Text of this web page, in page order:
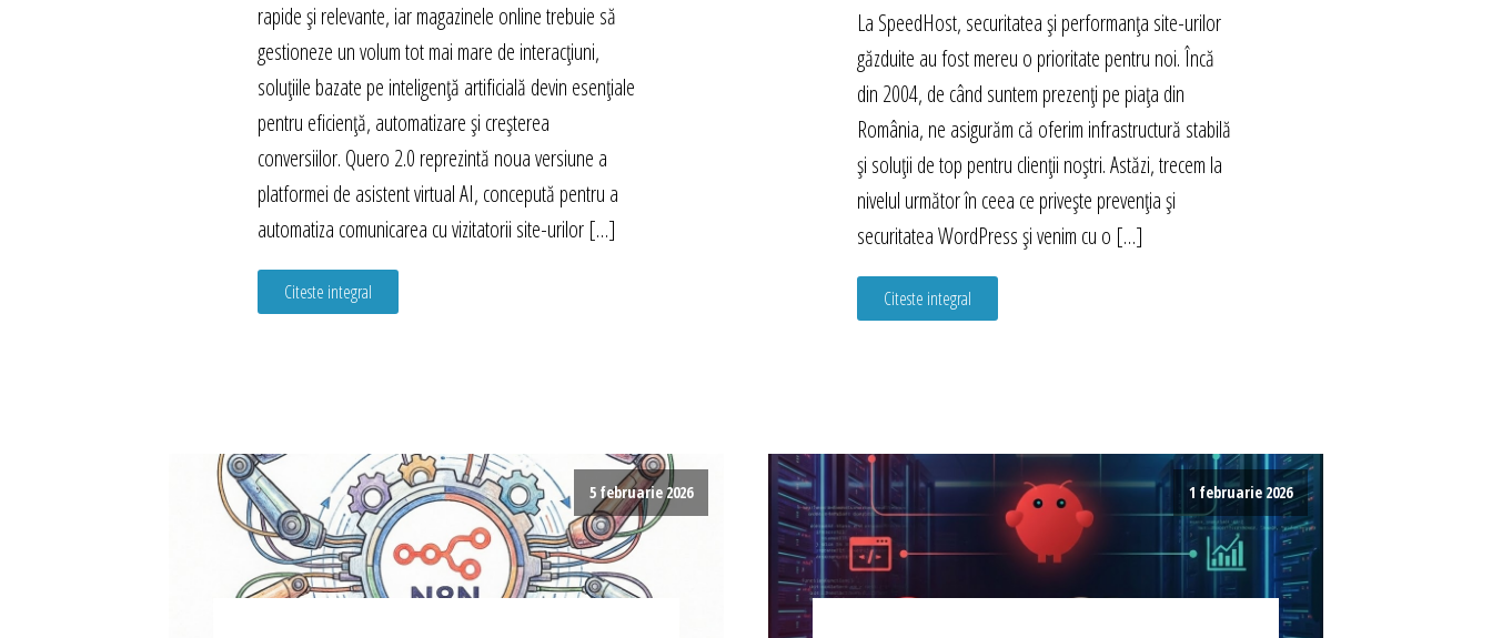
rapide și relevante, iar magazinele online trebuie să
gestioneze un volum tot mai mare de interacțiuni,
soluțiile bazate pe inteligență artificială devin esențiale
pentru eficiență, automatizare și creșterea
conversiilor. Quero 2.0 reprezintă noua versiune a
platformei de asistent virtual AI, concepută pentru a
automatiza comunicarea cu vizitatorii site-urilor […]
Citeste integral
La SpeedHost, securitatea și performanța site-urilor
găzduite au fost mereu o prioritate pentru noi. Încă
din 2004, de când suntem prezenți pe piața din
România, ne asigurăm că oferim infrastructură stabilă
și soluții de top pentru clienții noștri. Astăzi, trecem la
nivelul următor în ceea ce privește prevenția și
securitatea WordPress și venim cu o […]
Citeste integral
5 februarie 2026 1 februarie 2026